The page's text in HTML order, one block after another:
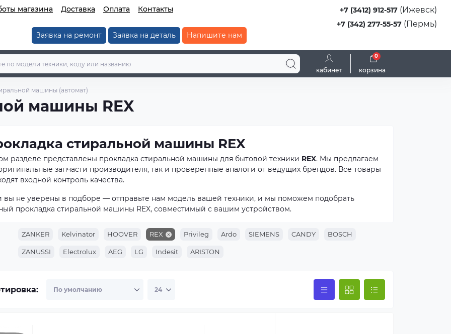
магазина Доставка Оплата Контакты
Заявка на ремонт Заявка на деталь Напишите нам
+7 (3412) 912-517 (Ижевск)
+7 (342) 277-55-57 (Пермь)
кабинет корзина
0
машины (автомат)
машины REX
стиральной машины REX
разделе представлены прокладка стиральной машины для бытовой техники REX. Мы предлагаем
запчасти производителя, так и проверенные аналоги от ведущих брендов. Все товары
входной контроль качества.
вы не уверены в подборе — отправьте нам модель вашей техники, и мы поможем подобрать
прокладка стиральной машины REX, совместимый с вашим устройством.
ZANKER Kelvinator HOOVER REX Privileg Ardo SIEMENS CANDY BOSCH
ZANUSSI Electrolux AEG LG Indesit ARISTON